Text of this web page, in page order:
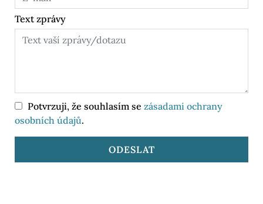
Text zprávy
Potvrzuji, že souhlasím se zásadami ochrany
osobních údajů.